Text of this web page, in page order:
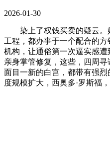
2026-01-30
染上了权钱买卖的疑云。她
工程，都办事于一个配合的
机构，让通俗第一次逼实感
亲身掌管修复，这些，四周
面目一新的白宫，都带有强
度规模扩大，西奥多·罗斯福